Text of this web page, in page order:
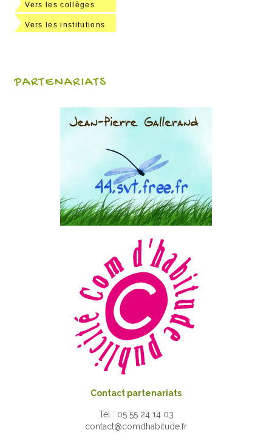
Vers les collèges
Vers les institutions
PARTENARIATS
Contact partenariats
Tél : 05 55 24 14 03
contact@comdhabitude.fr